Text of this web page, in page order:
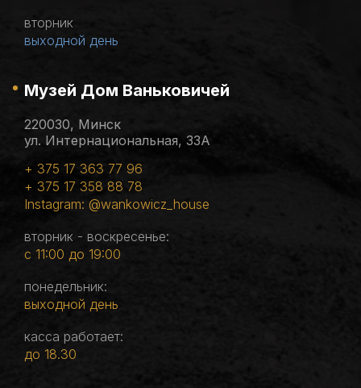
вторник
выходной день
Музей Дом Ваньковичей
220030, Минск
ул. Интернациональная, 33А
+ 375 17 363 77 96
+ 375 17 358 88 78
Instagram: @wankowicz_house
вторник - воскресенье:
с 11:00 до 19:00
понедельник:
выходной день
касса работает:
до 18.30